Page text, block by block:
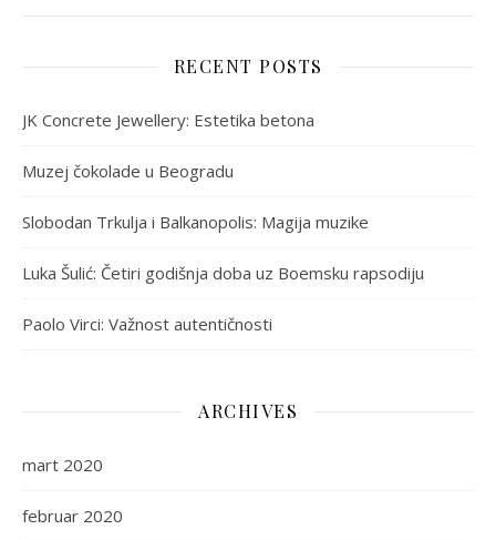
RECENT POSTS
JK Concrete Jewellery: Estetika betona
Muzej čokolade u Beogradu
Slobodan Trkulja i Balkanopolis: Magija muzike
Luka Šulić: Četiri godišnja doba uz Boemsku rapsodiju
Paolo Virci: Važnost autentičnosti
ARCHIVES
mart 2020
februar 2020